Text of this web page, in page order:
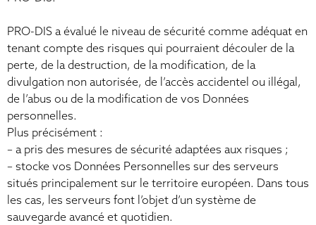
PRO-DIS a évalué le niveau de sécurité comme adéquat en
tenant compte des risques qui pourraient découler de la
perte, de la destruction, de la modification, de la
divulgation non autorisée, de l’accès accidentel ou illégal,
de l’abus ou de la modification de vos Données
personnelles.
Plus précisément :
– a pris des mesures de sécurité adaptées aux risques ;
– stocke vos Données Personnelles sur des serveurs
situés principalement sur le territoire européen. Dans tous
les cas, les serveurs font l’objet d’un système de
sauvegarde avancé et quotidien.